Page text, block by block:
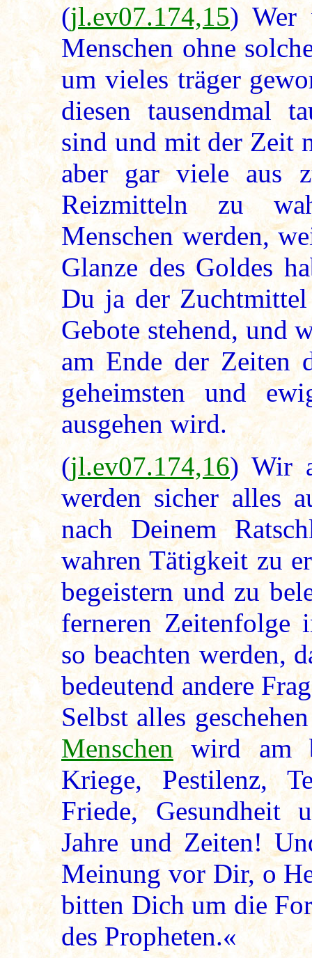
(jl.ev07.174,15) Wer
Menschen ohne
um vieles träger
diesen tausendmal
sind und mit der Zeit
aber gar viele aus
Reizmitteln zu
Menschen werden,
Glanze des Goldes
Du ja der
Gebote stehend, und
am Ende der Zeiten
geheimsten und
ausgehen wird.
(jl.ev07.174,16) Wir
werden sicher alles
nach Deinem
wahren Tätigkeit zu
begeistern und zu
ferneren Zeitenfolge
so beachten werden,
bedeutend andere
Selbst alles
Menschen wird am
Kriege, Pestilenz,
Friede, Gesundheit
Jahre und Zeiten!
Meinung vor Dir, o
bitten Dich um die
des Propheten.«